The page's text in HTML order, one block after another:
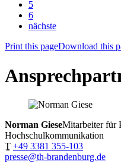
5
6
nächste
Print this pageDownload this
Norman GieseMitarbeiter für
Hochschulkommunikation
T +49 3381 355-103
presse@th-brandenburg.de